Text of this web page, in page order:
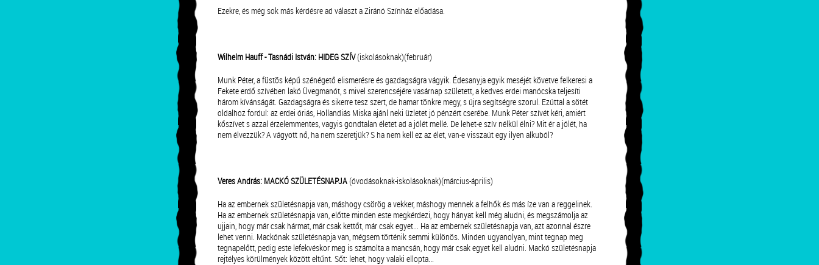
Ezekre, és még sok más kérdésre ad választ a Ziránó Színház előadása.
Wilhelm Hauff - Tasnádi István: HIDEG SZÍV(iskolásoknak)(február)
Munk Péter, a füstös képű szénégető elismerésre és gazdagságra vágyik. Édesanyja egyik meséjét követve felkeresi a
Fekete erdő szívében lakó Üvegmanót, s mivel szerencséjére vasárnap született, a kedves erdei manócska teljesíti
három kívánságát. Gazdagságra és sikerre tesz szert, de hamar tönkre megy, s újra segítségre szorul. Ezúttal a sötét
oldalhoz fordul: az erdei óriás, Hollandiás Miska ajánl neki üzletet jó pénzért cserébe. Munk Péter szívét kéri, amiért
kőszívet s azzal érzelemmentes, vagyis gondtalan életet ad a jólét mellé. De lehet-e szív nélkül élni? Mit ér a jólét, ha
nem élvezzük? A vágyott nő, ha nem szeretjük? S ha nem kell ez az élet, van-e visszaút egy ilyen alkuból?
Veres András: MACKÓ SZÜLETÉSNAPJA(óvodásoknak-iskolásoknak)(március-április)
Ha az embernek születésnapja van, máshogy csörög a vekker, máshogy mennek a felhők és más íze van a reggelinek.
Ha az embernek születésnapja van, előtte minden este megkérdezi, hogy hányat kell még aludni, és megszámolja az
ujjain, hogy már csak hármat, már csak kettőt, már csak egyet... Ha az embernek születésnapja van, azt azonnal észre
lehet venni. Mackónak születésnapja van, mégsem történik semmi különös. Minden ugyanolyan, mint tegnap meg
tegnapelőtt, pedig este lefekvéskor meg is számolta a mancsán, hogy már csak egyet kell aludni. Mackó születésnapja
rejtélyes körülmények között eltűnt. Sőt: lehet, hogy valaki ellopta...